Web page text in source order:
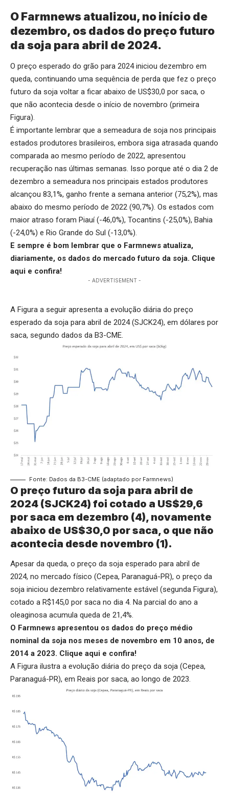
O Farmnews atualizou, no início de
dezembro, os dados do preço futuro
da soja para abril de 2024.
O preço esperado do grão para 2024 iniciou dezembro em
queda, continuando uma sequência de perda que fez o preço
futuro da soja voltar a ficar abaixo de US$30,0 por saca, o
que não acontecia desde o início de novembro (primeira
Figura).
É importante lembrar que a semeadura de soja nos principais
estados produtores brasileiros, embora siga atrasada quando
comparada ao mesmo período de 2022, apresentou
recuperação nas últimas semanas. Isso porque até o dia 2 de
dezembro a semeadura nos principais estados produtores
alcançou 83,1%, ganho frente a semana anterior (75,2%), mas
abaixo do mesmo período de 2022 (90,7%). Os estados com
maior atraso foram Piauí (-46,0%), Tocantins (-25,0%), Bahia
(-24,0%) e Rio Grande do Sul (-13,0%).
E sempre é bom lembrar que o Farmnews atualiza,
diariamente, os dados do mercado futuro da soja. Clique
aqui e confira!
- ADVERTISEMENT -
A Figura a seguir apresenta a evolução diária do preço
esperado da soja para abril de 2024 (SJCK24), em dólares por
saca, segundo dados da B3-CME.
Fonte: Dados da B3-CME (adaptado por Farmnews)
O preço futuro da soja para abril de
2024 (SJCK24) foi cotado a US$29,6
por saca em dezembro (4), novamente
abaixo de US$30,0 por saca, o que não
acontecia desde novembro (1).
Apesar da queda, o preço da soja esperado para abril de
2024, no mercado físico (Cepea, Paranaguá-PR), o preço da
soja iniciou dezembro relativamente estável (segunda Figura),
cotado a R$145,0 por saca no dia 4. Na parcial do ano a
oleaginosa acumula queda de 21,4%.
O Farmnews apresentou os dados do preço médio
nominal da soja nos meses de novembro em 10 anos, de
2014 a 2023. Clique aqui e confira!
A Figura ilustra a evolução diária do preço da soja (Cepea,
Paranaguá-PR), em Reais por saca, ao longo de 2023.